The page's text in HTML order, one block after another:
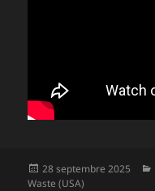
Publié
le
28 septembre 2025
Waste (USA)